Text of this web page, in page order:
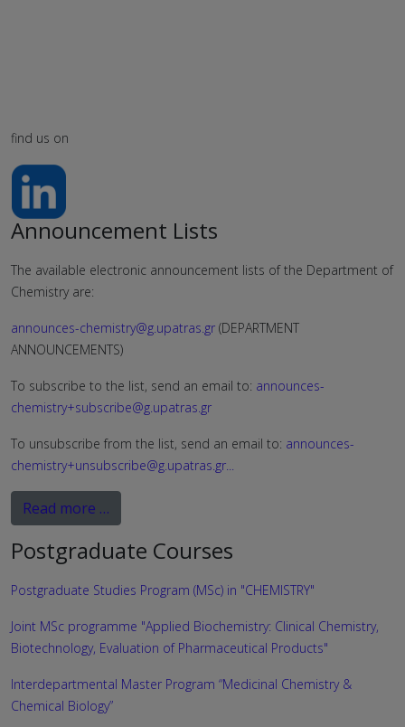
find us on
Announcement Lists
The available electronic announcement lists of the Department of
Chemistry are:
announces-chemistry@g.upatras.gr (DEPARTMENT
ANNOUNCEMENTS)
To subscribe to the list, send an email to: announces-
chemistry+subscribe@g.upatras.gr
To unsubscribe from the list, send an email to: announces-
chemistry+unsubscribe@g.upatras.gr...
Read more …
Postgraduate Courses
Postgraduate Studies Program (MSc) in "CHEMISTRY"
Joint MSc programme "Applied Biochemistry: Clinical Chemistry,
Biotechnology, Evaluation of Pharmaceutical Products"
Interdepartmental Master Program “Medicinal Chemistry &
Chemical Biology”